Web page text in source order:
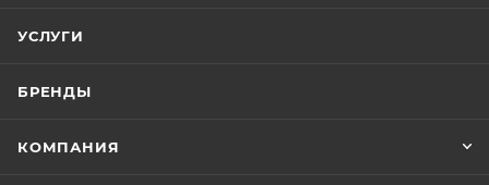
УСЛУГИ
БРЕНДЫ
КОМПАНИЯ